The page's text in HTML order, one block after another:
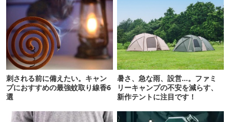
刺される前に備えたい。キャン
プにおすすめの最強蚊取り線香6
選
暑さ、急な雨、設営…。ファミ
リーキャンプの不安を減らす、
新作テントに注目です！